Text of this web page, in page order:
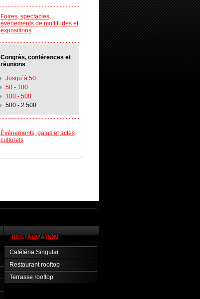
Foires, spectacles,
événements de multitudes et
expositions
Congrès, conférences et
réunions
Jusqu´à 50
50 - 100
100 - 500
500 - 2.500
Événements, galas et actes
culturels
RESTAURATION
Cafétéria Singular
Restaurant rooftop
Terrasse rooftop